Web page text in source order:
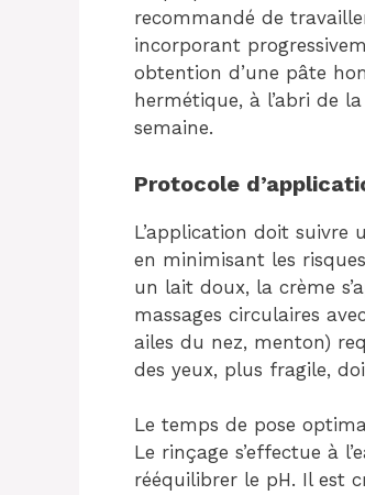
recommandé de
incorporant
obtention d’une pâte
hermétique, à l’abri de
semaine.
Protocole
L’application doit
en minimisant les
un lait doux, la crème
massages circulaires
ailes du nez, menton)
des yeux, plus fragile,
Le temps de pose
Le rinçage s’effectue à
rééquilibrer le pH. Il est